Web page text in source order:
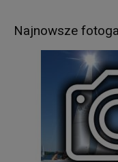
Najnowsze
umowa
udzielona
rekrutacji (art.
W związku z
wskazanych
mogą być